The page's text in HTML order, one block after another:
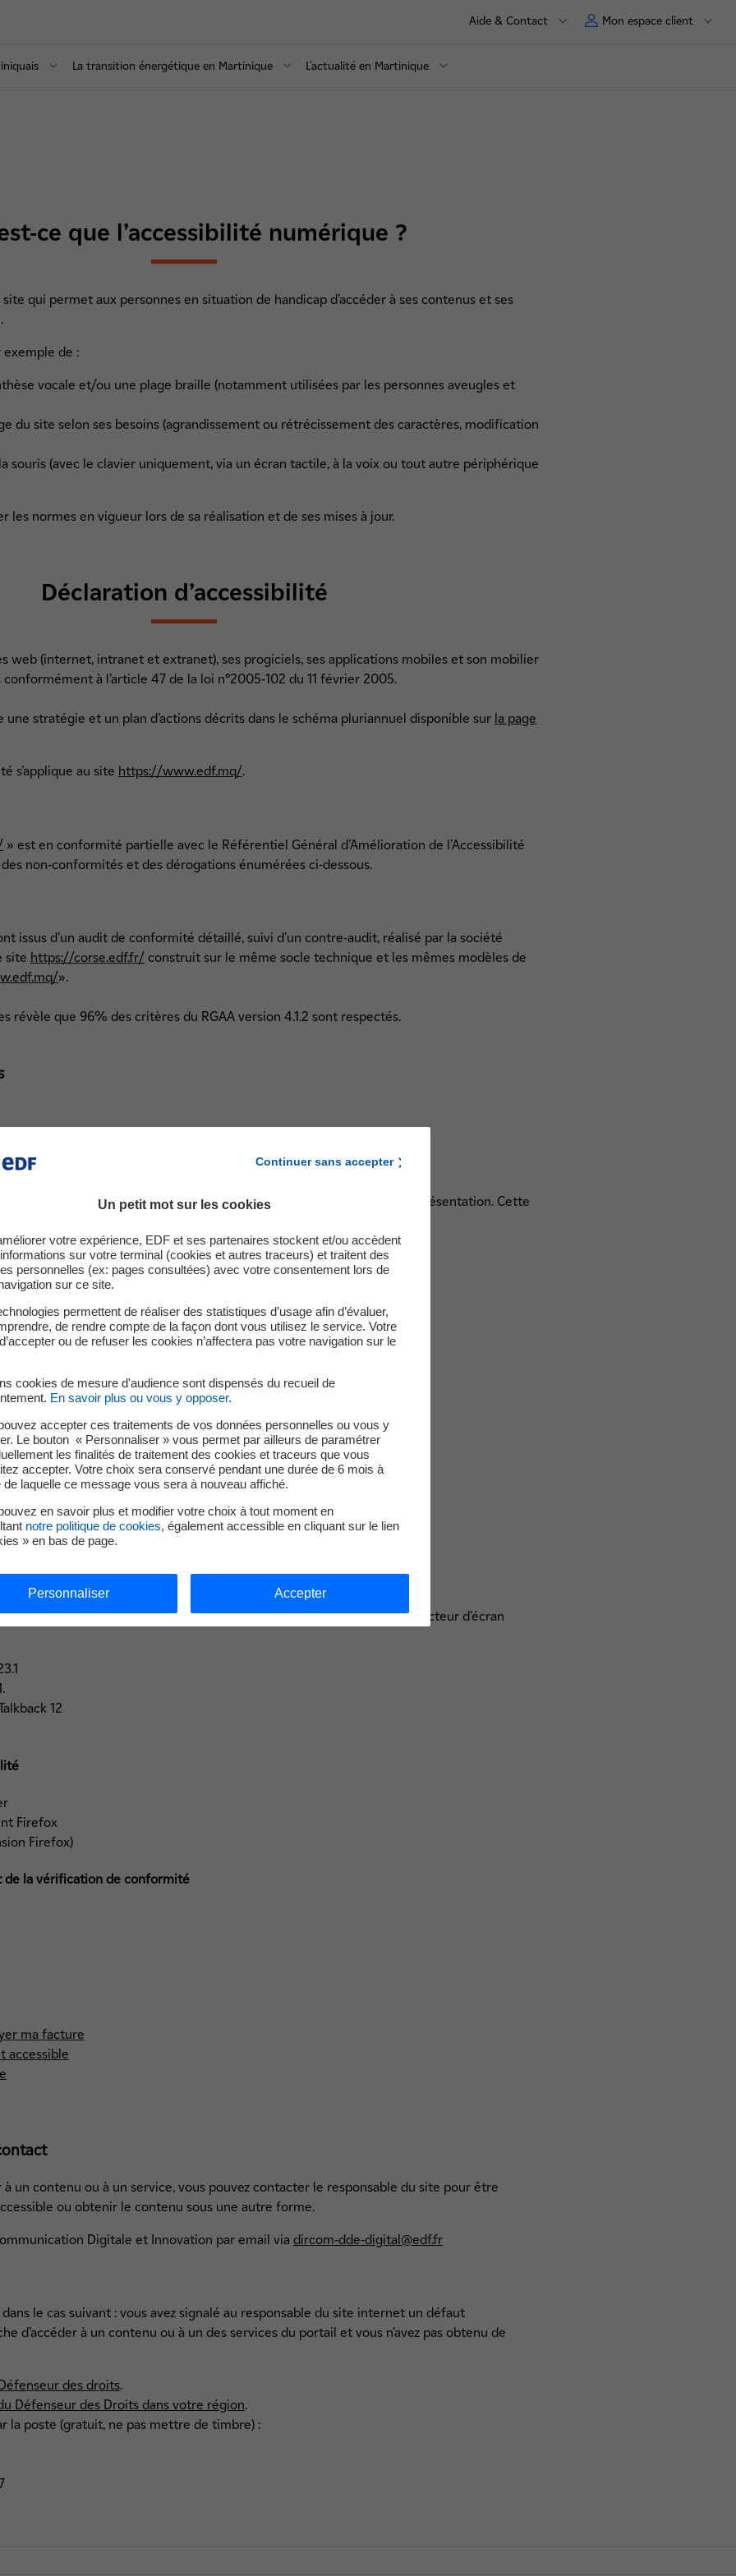
Aide & Contact Mon espace client
La transition énergétique en Martinique L'actualité en Martinique
ce que l’accessibilité numérique ?
qui permet aux personnes en situation de handicap d’accéder à ses contenus et ses
de :
vocale et/ou une plage braille (notamment utilisées par les personnes aveugles et
du site selon ses besoins (agrandissement ou rétrécissement des caractères, modification
souris (avec le clavier uniquement, via un écran tactile, à la voix ou tout autre périphérique
les normes en vigueur lors de sa réalisation et de ses mises à jour.
Déclaration d’accessibilité
web (internet, intranet et extranet), ses progiciels, ses applications mobiles et son mobilier
à l’article 47 de la loi n°2005-102 du 11 février 2005.
stratégie et un plan d’actions décrits dans le schéma pluriannuel disponible sur la page
s’applique au site https://www.edf.mq/.
» est en conformité partielle avec le Référentiel Général d’Amélioration de l’Accessibilité
des non-conformités et des dérogations énumérées ci-dessous.
issus d’un audit de conformité détaillé, suivi d’un contre-audit, réalisé par la société
site https://corse.edf.fr/construit sur le même socle technique et les mêmes modèles de
».
révèle que 96% des critères du RGAA version 4.1.2 sont respectés.
:
nécessaire, compatible avec les technologies d’assistance
Web, les balises ne doivent pas être utilisées uniquement à des fins de présentation. Cette
?
d’accessibilité
cookies « TrustCommander ».
d’accessibilité
le 06/10/2023.
du site
contenus ont été réalisées avec les combinaisons de navigateur et lecteur d’écran
12
Firefox
Firefox)
de la vérification de conformité
ma facture
accessible
à un contenu ou à un service, vous pouvez contacter le responsable du site pour être
ou obtenir le contenu sous une autre forme.
Digitale et Innovation par email via dircom-dde-digital@edf.fr
le cas suivant : vous avez signalé au responsable du site internet un défaut
d’accéder à un contenu ou à un des services du portail et vous n’avez pas obtenu de
des droits.
Défenseur des Droits dans votre région.
la poste (gratuit, ne pas mettre de timbre) :
Continuer sans accepter
Un petit mot sur les cookies
votre expérience, EDF et ses partenaires stockent et/ou accèdent
sur votre terminal (cookies et autres traceurs) et traitent des
personnelles (ex: pages consultées) avec votre consentement lors de
sur ce site.
permettent de réaliser des statistiques d’usage afin d’évaluer,
de rendre compte de la façon dont vous utilisez le service. Votre
ou de refuser les cookies n’affectera pas votre navigation sur le
cookies de mesure d'audience sont dispensés du recueil de
En savoir plus ou vous y opposer.
accepter ces traitements de vos données personnelles ou vous y
Le bouton « Personnaliser » vous permet par ailleurs de paramétrer
les finalités de traitement des cookies et traceurs que vous
accepter. Votre choix sera conservé pendant une durée de 6 mois à
de laquelle ce message vous sera à nouveau affiché.
en savoir plus et modifier votre choix à tout moment en
notre politique de cookies, également accessible en cliquant sur le lien
» en bas de page.
Personnaliser Accepter